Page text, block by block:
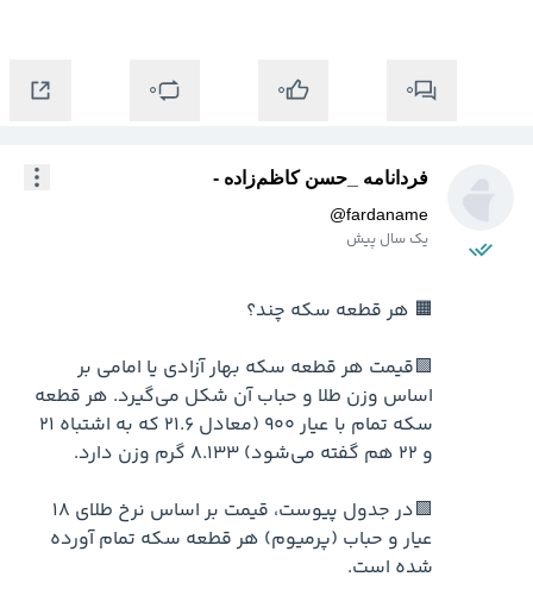
0
0
0
فردانامه _حسن کاظم‌زاده -
@fardaname
یک سال پیش